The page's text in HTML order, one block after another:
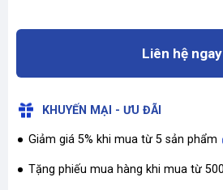
Liên hệ ngay
KHUYẾN MẠI - ƯU ĐÃI
Giảm giá 5% khi mua từ 5 sản phẩm
Tặng phiếu mua hàng khi mua từ